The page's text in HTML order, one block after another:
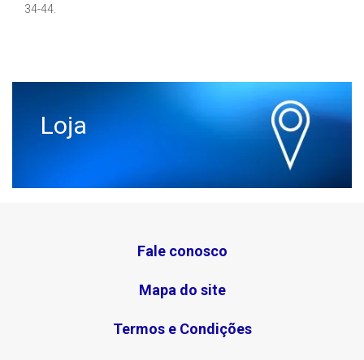
34-44.
Loja
Fale conosco
Mapa do site
Termos e Condições